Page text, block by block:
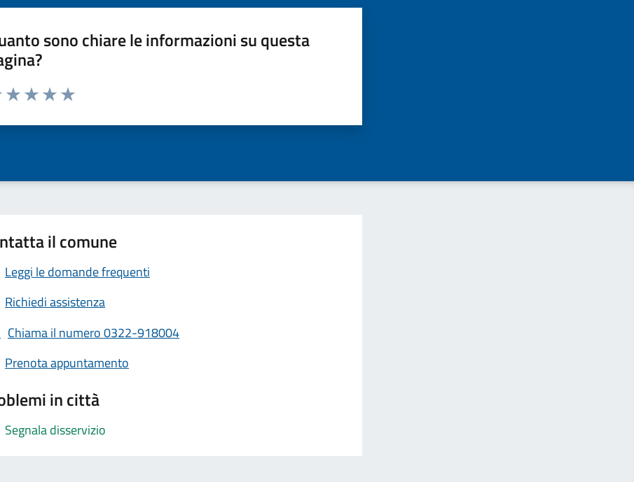
sono chiare le informazioni su questa
da 1 a 5 stelle la pagina
il comune
Leggi le domande frequenti
Richiedi assistenza
Chiama il numero 0322-918004
Prenota appuntamento
in città
Segnala disservizio